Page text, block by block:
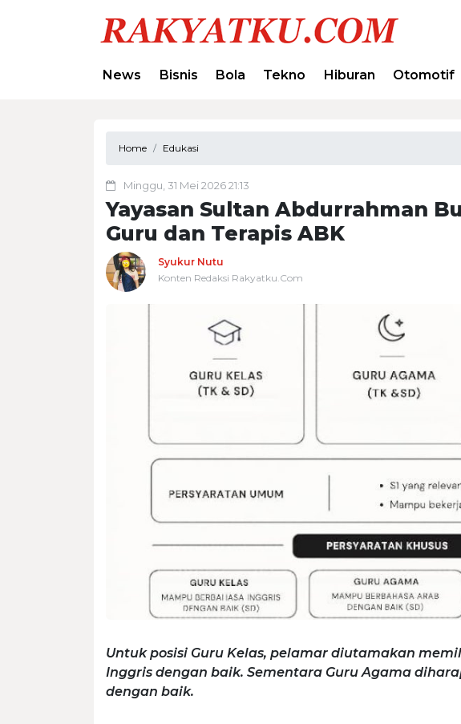
News Bisnis Bola Tekno Hiburan Otomotif
Home Edukasi
Minggu, 31 Mei 2026 21:13
Yayasan Sultan Abdurrahman
Guru dan Terapis ABK
Syukur Nutu
Konten Redaksi Rakyatku.Com
Untuk posisi Guru Kelas, pelamar diutamakan
Inggris dengan baik. Sementara Guru Agama
dengan baik.